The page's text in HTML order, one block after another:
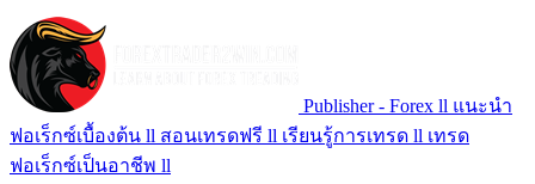
Publisher - Forex ll แนะนำ
ฟอเร็กซ์เบื้องต้น ll สอนเทรดฟรี ll เรียนรู้การเทรด ll เทรด
ฟอเร็กซ์เป็นอาชีพ ll